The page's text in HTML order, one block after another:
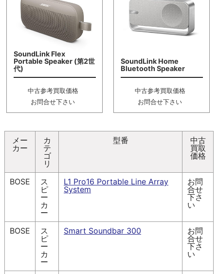
SoundLink Flex
Portable Speaker (第2世
代)
中古参考買取価格
お問合せ下さい
SoundLink Home
Bluetooth Speaker
中古参考買取価格
お問合せ下さい
メー
カー
カ
テ
ゴ
リ
型番
中古
買取
価格
BOSE
ス
ピ
ー
カ
ー
L1 Pro16 Portable Line Array
System
お問
合せ
下さ
い
BOSE
ス
ピ
ー
カ
ー
Smart Soundbar 300
お問
合せ
下さ
い